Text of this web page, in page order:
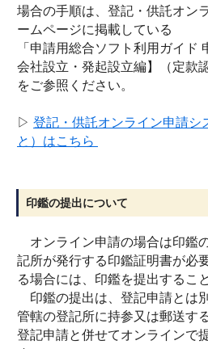
場合の手順は、登記・供託オン
ームページに掲載している
「申請用総合ソフト利用ガイ
会社設立・発起設立編】（定款
をご参照ください。
▷ 登記・供託オンライン申請シ
と）はこちら
印鑑の提出について
オンライン申請の場合は印鑑
記所が発行する印鑑証明書が必
る場合には、印鑑を提出するこ
印鑑の提出は、登記申請とは
管轄の登記所に持参又は郵送す
登記申請と併せてオンラインで